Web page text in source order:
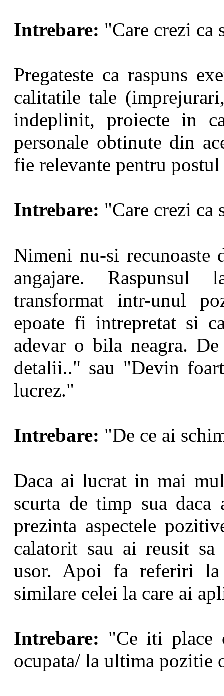
Intrebare: "Care crezi ca
Pregateste ca raspuns
calitatile tale
indeplinit, proiecte in
personale obtinute din
fie relevante pentru
Intrebare: "Care crezi ca
Nimeni nu-si recunoaste
angajare. Raspunsul
transformat intr-unul
epoate fi intrepretat si
adevar o bila neagra.
detalii.." sau "Devin
lucrez."
Intrebare: "De ce ai
Daca ai lucrat in mai
scurta de timp sua
prezinta aspectele
calatorit sau ai reusit sa
usor. Apoi fa referiri la
similare celei la care ai
Intrebare: "Ce iti place
ocupata/ la ultima pozitie